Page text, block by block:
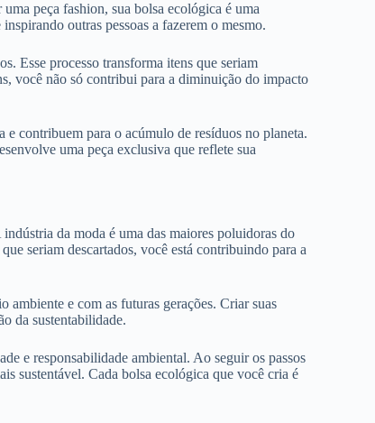
peça fashion, sua bolsa ecológica é uma
outras pessoas a fazerem o mesmo.
Esse processo transforma itens que seriam
você não só contribui para a diminuição do impacto
e contribuem para o acúmulo de resíduos no planeta.
uma peça exclusiva que reflete sua
da moda é uma das maiores poluidoras do
seriam descartados, você está contribuindo para a
ambiente e com as futuras gerações. Criar suas
da sustentabilidade.
e responsabilidade ambiental. Ao seguir os passos
sustentável. Cada bolsa ecológica que você cria é